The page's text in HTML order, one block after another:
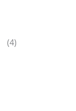
(4)